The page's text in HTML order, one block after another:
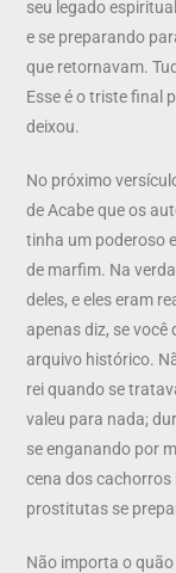
seu legado
e se preparando
que retornavam.
Esse é o triste final
deixou.
No próximo
de Acabe que os
tinha um poderoso
de marfim. Na
deles, e eles eram
apenas diz, se você
arquivo histórico.
rei quando se
valeu para nada;
se enganando por
cena dos
prostitutas se
Não importa o